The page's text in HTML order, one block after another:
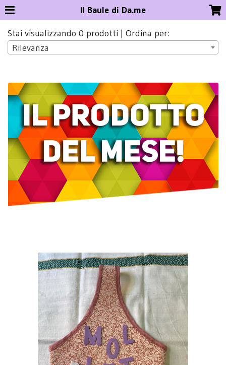
Il Baule di Da.me
Stai visualizzando 0 prodotti | Ordina per:
Rilevanza